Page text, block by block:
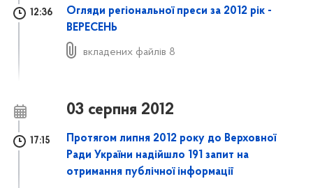
12:36
Огляди регіональної преси за 2012 рік -
ВЕРЕСЕНЬ
вкладених файлів 8
03 серпня 2012
17:15
Протягом липня 2012 року до Верховної
Ради України надійшло 191 запит на
отримання публічної інформації